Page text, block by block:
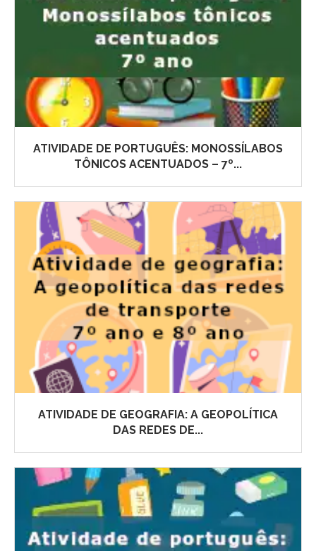
ATIVIDADE DE PORTUGUÊS: MONOSSÍLABOS
TÔNICOS ACENTUADOS – 7º...
ATIVIDADE DE GEOGRAFIA: A GEOPOLÍTICA
DAS REDES DE...